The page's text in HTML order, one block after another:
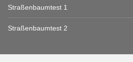
Straßenbaumtest 1
Straßenbaumtest 2